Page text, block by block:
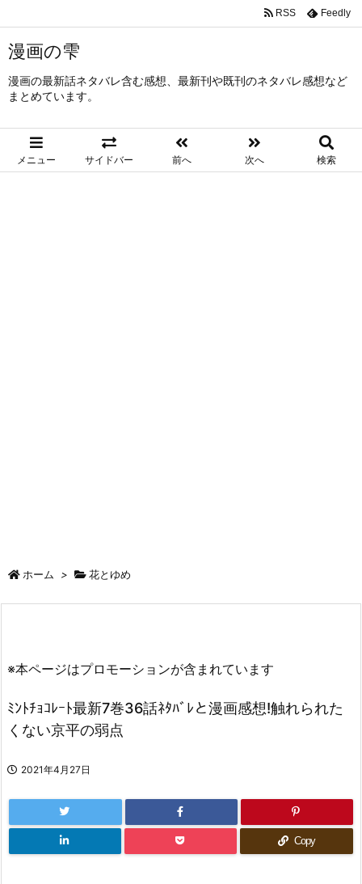
漫画の雫
漫画の最新話ネタバレ含む感想、最新刊や既刊のネタバレ感想など
まとめています。
メニュー サイドバー 前へ 次へ 検索
RSS Feedly
ホーム > 花とゆめ
※本ページはプロモーションが含まれています
ﾐﾝﾄﾁｮｺﾚｰﾄ最新7巻36話ﾈﾀﾊﾞﾚと漫画感想!触れられた
くない京平の弱点
2021年4月27日
Copy